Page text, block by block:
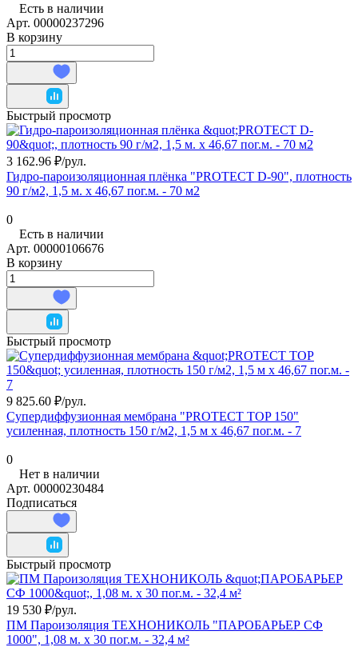
Есть в наличии
Арт. 00000237296
В корзину
Быстрый просмотр
3 162.96 ₽/рул.
Гидро-пароизоляционная плёнка "PROTECT D-90", плотность
90 г/м2, 1,5 м. х 46,67 пог.м. - 70 м2
0
Есть в наличии
Арт. 00000106676
В корзину
Быстрый просмотр
9 825.60 ₽/рул.
Супердиффузионная мембрана "PROTECT TOP 150"
усиленная, плотность 150 г/м2, 1,5 м х 46,67 пог.м. - 7
0
Нет в наличии
Арт. 00000230484
Подписаться
Быстрый просмотр
19 530 ₽/рул.
ПМ Пароизоляция ТЕХНОНИКОЛЬ "ПАРОБАРЬЕР СФ
1000", 1,08 м. х 30 пог.м. - 32,4 м²